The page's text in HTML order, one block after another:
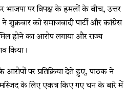
भाजपा पर विपक्ष के हमलों के बीच, उत्तर
शुक्रवार को समाजवादी पार्टी और कांग्रेस
होने का आरोप लगाया और राज्य
किया।
आरोपों पर प्रतिक्रिया देते हुए, पाठक ने
मस्जिद के लिए एकत्र किए गए धन के बारे में